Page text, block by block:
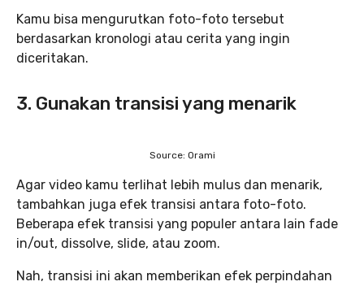
Kamu bisa mengurutkan foto-foto tersebut
berdasarkan kronologi atau cerita yang ingin
diceritakan.
3. Gunakan transisi yang menarik
Source: Orami
Agar video kamu terlihat lebih mulus dan menarik,
tambahkan juga efek transisi antara foto-foto.
Beberapa efek transisi yang populer antara lain fade
in/out, dissolve, slide, atau zoom.
Nah, transisi ini akan memberikan efek perpindahan